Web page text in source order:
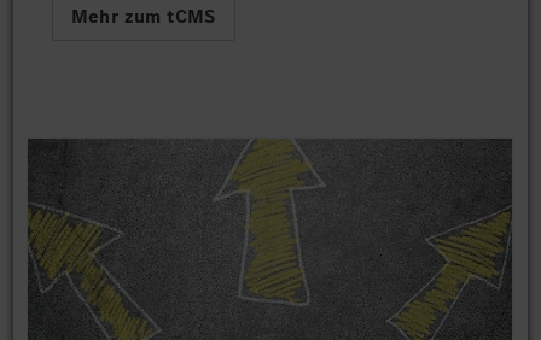
Mehr zum tCMS